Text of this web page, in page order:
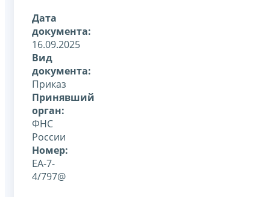
Дата
документа:
16.09.2025
Вид
документа:
Приказ
Принявший
орган:
ФНС
России
Номер:
ЕА-7-
4/797@